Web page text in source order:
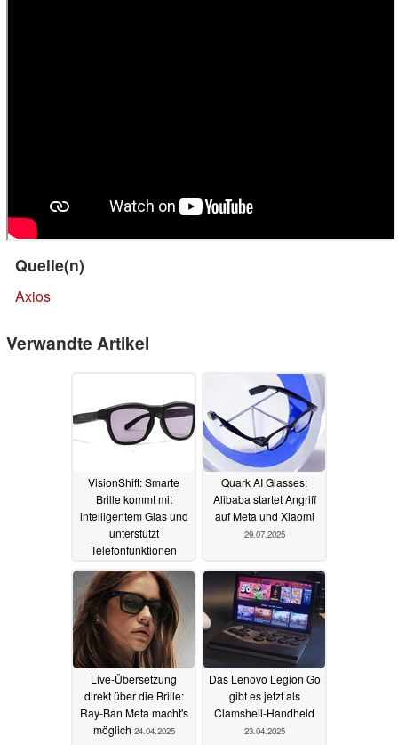
Quelle(n)
Axios
Verwandte Artikel
VisionShift: Smarte
Brille kommt mit
intelligentem Glas und
unterstützt
Telefonfunktionen
04.11.2025
Quark AI Glasses:
Alibaba startet Angriff
auf Meta und Xiaomi
29.07.2025
Live-Übersetzung
direkt über die Brille:
Ray-Ban Meta macht's
möglich 24.04.2025
Das Lenovo Legion Go
gibt es jetzt als
Clamshell-Handheld
23.04.2025